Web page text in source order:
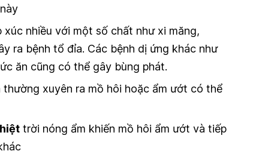
xúc nhiều với một số chất như xi măng,
ra bệnh tổ đỉa. Các bệnh dị ứng khác như
ăn cũng có thể gây bùng phát.
thường xuyên ra mồ hôi hoặc ẩm ướt có thể
trời nóng ẩm khiến mồ hôi ẩm ướt và tiếp